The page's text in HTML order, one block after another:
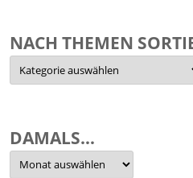
NACH THEMEN
Nach
Themen
sortiert
DAMALS…
Damals…